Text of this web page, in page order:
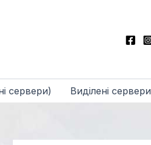
сервери) Виділені сервери